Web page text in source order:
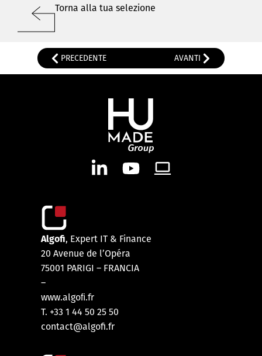
Torna alla tua selezione
PRECEDENTE AVANTI
Algofi, Expert IT & Finance
20 Avenue de l’Opéra
75001 PARIGI – FRANCIA
–
www.algoﬁ.fr
T. +33 1 44 50 25 50
contact@algofi.fr